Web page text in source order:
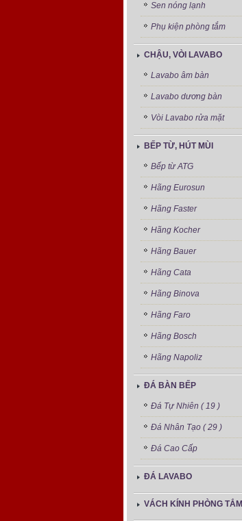
Sen nóng lạnh
Phụ kiện phòng tắm
CHẬU, VÒI LAVABO
Lavabo âm bàn
Lavabo dương bàn
Vòi Lavabo rửa mặt
BẾP TỪ, HÚT MÙI
Bếp từ ATG
Hãng Eurosun
Hãng Faster
Hãng Kocher
Hãng Bauer
Hãng Cata
Hãng Binova
Hãng Faro
Hãng Bosch
Hãng Napoliz
ĐÁ BÀN BẾP
Đá Tự Nhiên ( 19 )
Đá Nhân Tạo ( 29 )
Đá Cao Cấp
ĐÁ LAVABO
VÁCH KÍNH PHÒNG TẮM